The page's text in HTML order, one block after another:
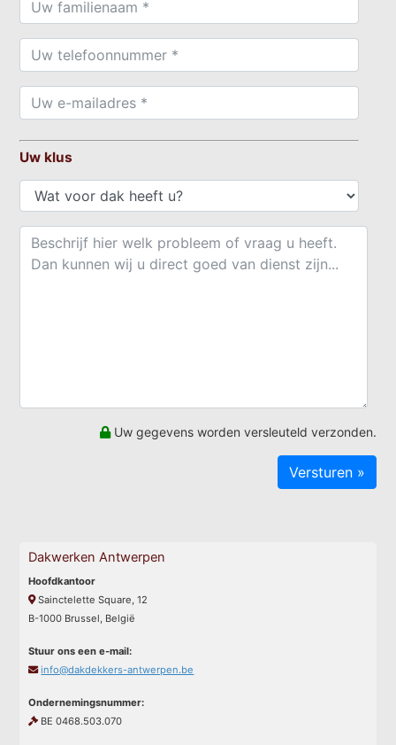
Uw klus
Uw gegevens worden versleuteld verzonden.
Dakwerken Antwerpen
Hoofdkantoor
Sainctelette Square, 12
B-1000 Brussel, België
Stuur ons een e-mail:
info@dakdekkers-antwerpen.be
Ondernemingsnummer:
BE 0468.503.070